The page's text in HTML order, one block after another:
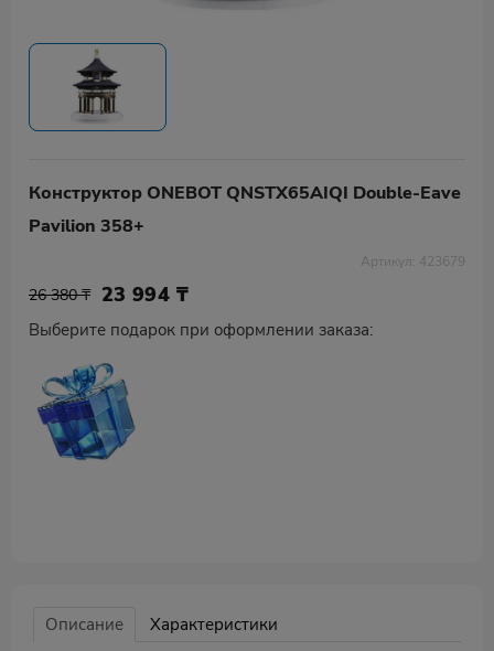
Конструктор ONEBOT QNSTX65AIQI Double-Eave
Pavilion 358+
Артикул: 423679
26 380 ₸ 23 994 ₸
Выберите подарок при оформлении заказа:
Описание
Характеристики